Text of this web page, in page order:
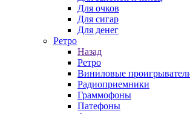
Для очков
Для сигар
Для денег
Ретро
Назад
Ретро
Виниловые
Радиоприемники
Граммофоны
Патефоны